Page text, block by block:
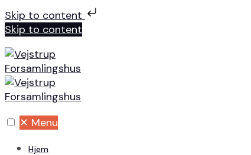
Skip to content
Skip to content
✕ Menu
Hjem